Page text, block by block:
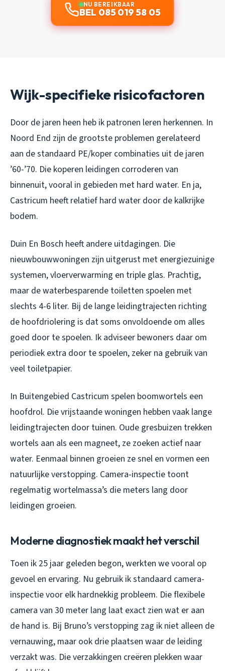
NU BEREIKBAAR
BEL 085 019 58 05
Wijk-specifieke risicofactoren
Door de jaren heen heb ik patronen leren herkennen. In
Noord End zijn de grootste problemen gerelateerd
aan de standaard PE/koper combinaties uit de jaren
’60-’70. Die koperen leidingen corroderen van
binnenuit, vooral in gebieden met hard water. En ja,
Castricum heeft relatief hard water door de kalkrijke
bodem.
Duin En Bosch heeft andere uitdagingen. Die
nieuwbouwwoningen zijn uitgerust met energiezuinige
systemen, vloerverwarming en triple glas. Prachtig,
maar de waterbesparende toiletten spoelen met
slechts 4-6 liter. Bij de lange leidingtrajecten richting
de hoofdriolering is dat soms onvoldoende om alles
goed door te spoelen. Ik adviseer bewoners daar om
periodiek extra door te spoelen, zeker na gebruik van
veel toiletpapier.
In Buitengebied Castricum spelen boomwortels een
hoofdrol. Die vrijstaande woningen hebben vaak lange
leidingtrajecten door tuinen. Oude gresbuizen trekken
wortels aan als een magneet, ze zoeken actief naar
water. Eenmaal binnen groeien ze snel en vormen een
natuurlijke verstopping. Camera-inspectie toont
regelmatig wortelmassa’s die meters lang door
leidingen groeien.
Moderne diagnostiek maakt het verschil
Toen ik 25 jaar geleden begon, werkten we vooral op
gevoel en ervaring. Nu gebruik ik standaard camera-
inspectie voor elk hardnekkig probleem. Die flexibele
camera van 30 meter lang laat exact zien wat er aan
de hand is. Bij Bruno’s verstopping zag ik niet alleen de
vernauwing, maar ook drie plaatsen waar de leiding
verzakt was. Die verzakkingen creëren plekken waar